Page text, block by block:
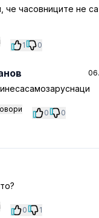
че часовниците не
1 0
0 0
0 1